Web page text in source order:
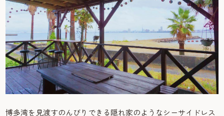
博多湾を見渡すのんびりできる隠れ家のようなシーサイドレス